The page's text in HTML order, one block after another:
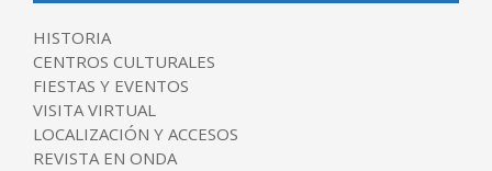
HISTORIA
CENTROS CULTURALES
FIESTAS Y EVENTOS
VISITA VIRTUAL
LOCALIZACIÓN Y ACCESOS
REVISTA EN ONDA